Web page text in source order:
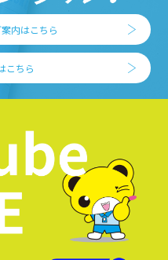
内はこちら
こちら